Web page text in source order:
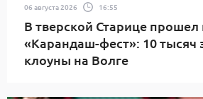
06 августа 2026 16:55
В тверской Старице прошел
«Карандаш-фест»: 10 тысяч
клоуны на Волге